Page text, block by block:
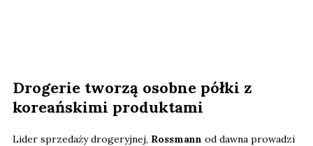
Drogerie tworzą osobne półki z
koreańskimi produktami
Lider sprzedaży drogeryjnej, Rossmann od dawna prowadzi